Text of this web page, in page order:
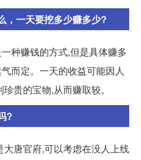
，一天要挖多少赚多少?
种赚钱的方式,但是具体赚多
而定。一天的收益可能因人
贵的宝物,从而赚取较。
?
唐官府,可以考虑在没人上线